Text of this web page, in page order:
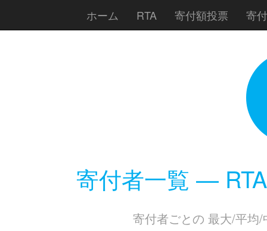
ホーム RTA 寄付額投票 寄
寄付者一覧 —
寄付者ごとの 最大/平均